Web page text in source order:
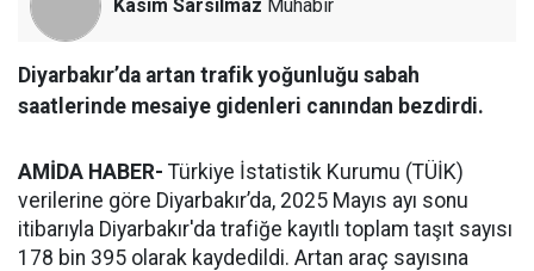
Kasım Sarsılmaz Muhabir
Diyarbakır’da artan trafik yoğunluğu sabah
saatlerinde mesaiye gidenleri canından bezdirdi.
AMİDA HABER- Türkiye İstatistik Kurumu (TÜİK)
verilerine göre Diyarbakır’da, 2025 Mayıs ayı sonu
itibarıyla Diyarbakır'da trafiğe kayıtlı toplam taşıt sayısı
178 bin 395 olarak kaydedildi. Artan araç sayısına